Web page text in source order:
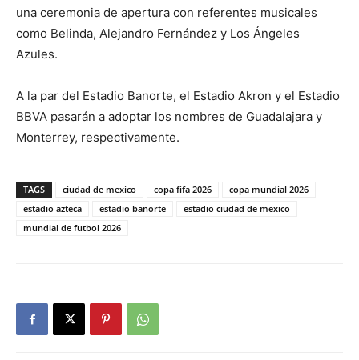
una ceremonia de apertura con referentes musicales
como Belinda, Alejandro Fernández y Los Ángeles
Azules.
A la par del Estadio Banorte, el Estadio Akron y el Estadio
BBVA pasarán a adoptar los nombres de Guadalajara y
Monterrey, respectivamente.
TAGS ciudad de mexico copa fifa 2026
copa mundial 2026
estadio azteca
estadio banorte
estadio ciudad de mexico
mundial de futbol 2026